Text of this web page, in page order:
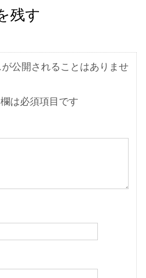
残す
公開されることはありませ
は必須項目です